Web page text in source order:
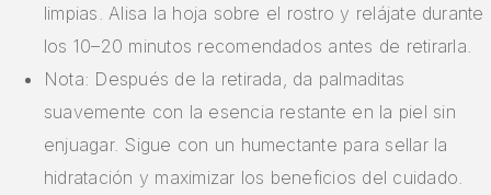
limpias. Alisa la hoja sobre el rostro y relájate durante
los 10–20 minutos recomendados antes de retirarla.
Nota: Después de la retirada, da palmaditas
suavemente con la esencia restante en la piel sin
enjuagar. Sigue con un humectante para sellar la
hidratación y maximizar los beneficios del cuidado.